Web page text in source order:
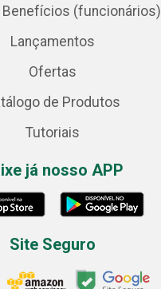
Benefícios (funcionários)
Lançamentos
Ofertas
de Produtos
Tutoriais
já nosso APP
Site Seguro